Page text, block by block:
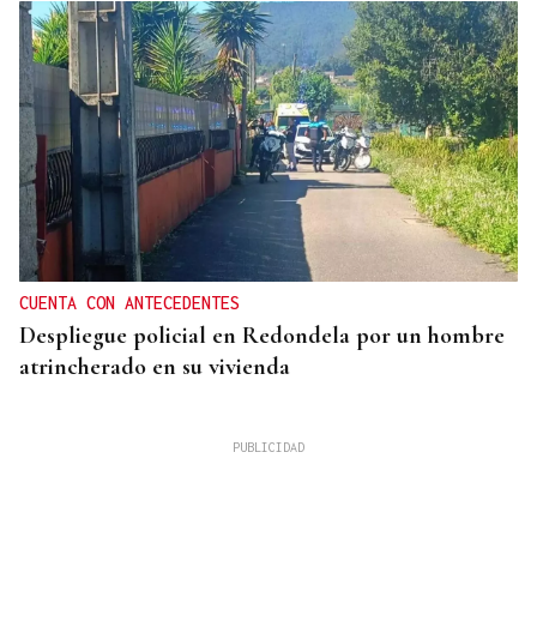
CUENTA CON ANTECEDENTES
Despliegue policial en Redondela por un hombre
atrincherado en su vivienda